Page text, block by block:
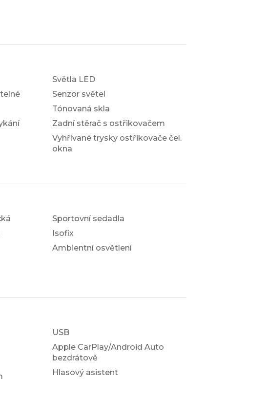
Světla LED
Senzor světel
Tónovaná skla
Zadní stěrač s ostřikovačem
Vyhřívané trysky ostřikovače čel.
okna
Sportovní sedadla
Isofix
Ambientní osvětlení
USB
Apple CarPlay/Android Auto
bezdrátově
Hlasový asistent